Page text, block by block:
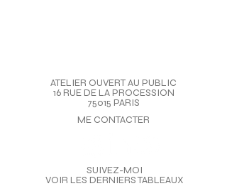
ATELIER OUVERT AU PUBLIC
16 RUE DE LA PROCESSION
75015 PARIS
ME CONTACTER
SUIVEZ-MOI
VOIR LES DERNIERS TABLEAUX